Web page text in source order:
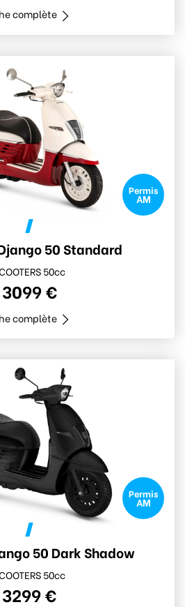
complète
Permis
AM
50 Standard
50cc
3099 €
complète
Permis
AM
50 Dark Shadow
50cc
3299 €